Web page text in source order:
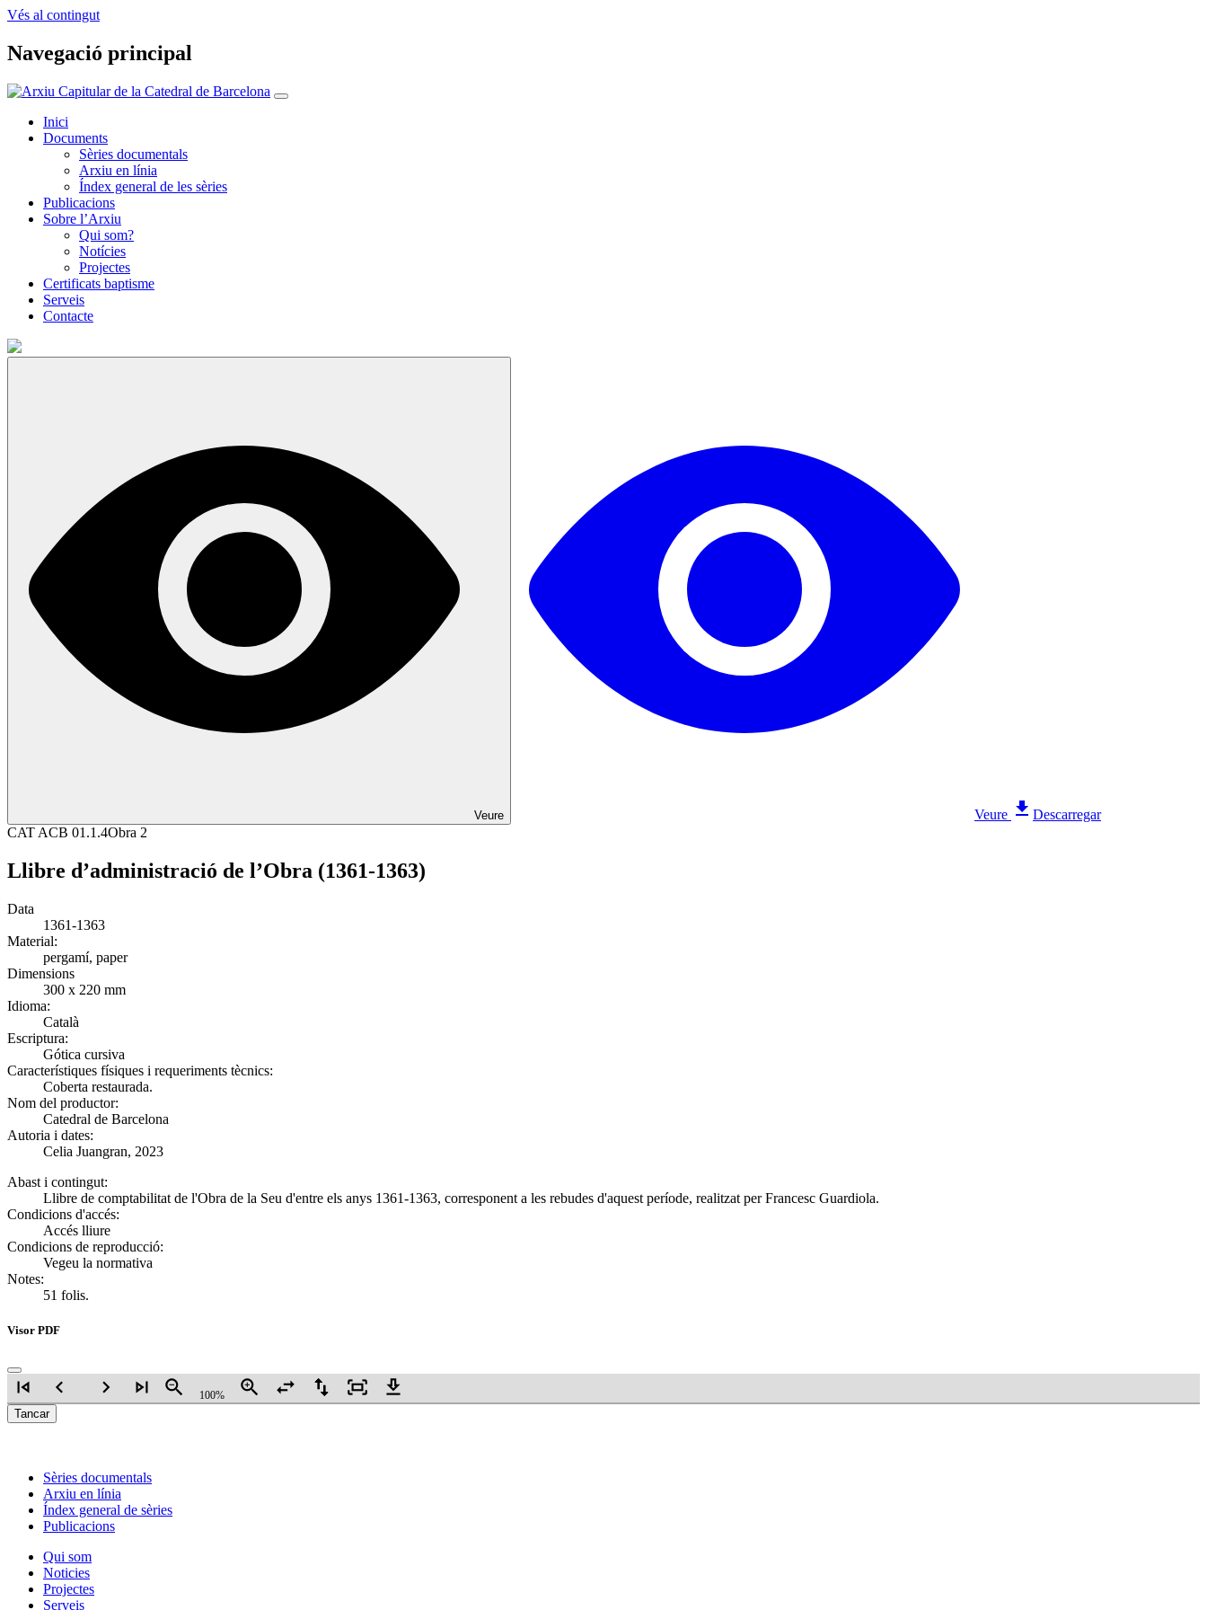
Vés al contingut
Navegació principal
Inici
Documents
Sèries documentals
Arxiu en línia
Índex general de les sèries
Publicacions
Sobre l’Arxiu
Qui som?
Notícies
Projectes
Certificats baptisme
Serveis
Contacte
Veure Veure
Descarregar
CAT ACB 01.1.4Obra 2
Llibre d’administració de l’Obra (1361-1363)
Data
1361-1363
Material:
pergamí, paper
Dimensions
300 x 220 mm
Idioma:
Català
Escriptura:
Gótica cursiva
Característiques físiques i requeriments tècnics:
Coberta restaurada.
Nom del productor:
Catedral de Barcelona
Autoria i dates:
Celia Juangran, 2023
Abast i contingut:
Llibre de comptabilitat de l'Obra de la Seu d'entre els anys 1361-1363, corresponent a les rebudes d'aquest període, realitzat per Francesc Guardiola.
Condicions d'accés:
Accés lliure
Condicions de reproducció:
Vegeu la normativa
Notes:
51 folis.
Visor PDF
skip_previous navigate_before navigate_next skip_next zoom_out 100% zoom_in swap_horiz swap_vert fit_screen download
Tancar
Sèries documentals
Arxiu en línia
Índex general de sèries
Publicacions
Qui som
Noticies
Projectes
Serveis